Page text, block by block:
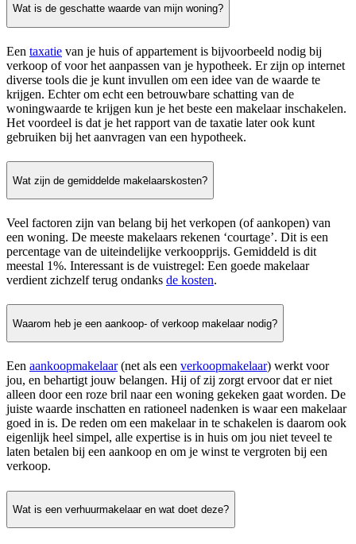
Wat is de geschatte waarde van mijn woning?
Een taxatie van je huis of appartement is bijvoorbeeld nodig bij
verkoop of voor het aanpassen van je hypotheek. Er zijn op internet
diverse tools die je kunt invullen om een idee van de waarde te
krijgen. Echter om echt een betrouwbare schatting van de
woningwaarde te krijgen kun je het beste een makelaar inschakelen.
Het voordeel is dat je het rapport van de taxatie later ook kunt
gebruiken bij het aanvragen van een hypotheek.
Wat zijn de gemiddelde makelaarskosten?
Veel factoren zijn van belang bij het verkopen (of aankopen) van
een woning. De meeste makelaars rekenen ‘courtage’. Dit is een
percentage van de uiteindelijke verkoopprijs. Gemiddeld is dit
meestal 1%. Interessant is de vuistregel: Een goede makelaar
verdient zichzelf terug ondanks de kosten.
Waarom heb je een aankoop- of verkoop makelaar nodig?
Een aankoopmakelaar(net als een verkoopmakelaar) werkt voor
jou, en behartigt jouw belangen. Hij of zij zorgt ervoor dat er niet
alleen door een roze bril naar een woning gekeken gaat worden. De
juiste waarde inschatten en rationeel nadenken is waar een makelaar
goed in is. De reden om een makelaar in te schakelen is daarom ook
eigenlijk heel simpel, alle expertise is in huis om jou niet teveel te
laten betalen bij een aankoop en om je winst te vergroten bij een
verkoop.
Wat is een verhuurmakelaar en wat doet deze?